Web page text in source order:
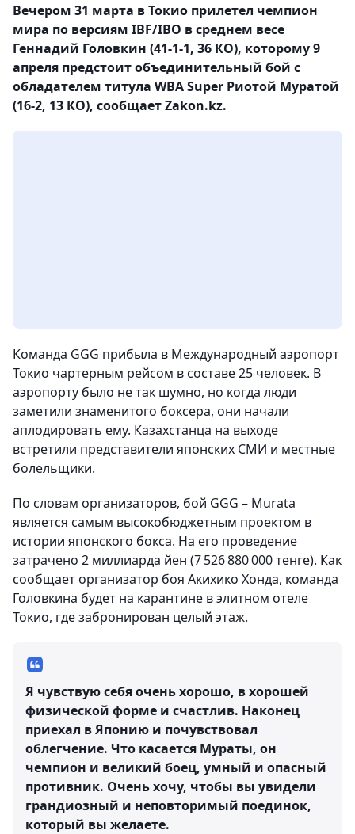
Вечером 31 марта в Токио прилетел чемпион
мира по версиям IBF/IBO в среднем весе
Геннадий Головкин (41-1-1, 36 КО), которому 9
апреля предстоит объединительный бой с
обладателем титула WBA Super Риотой Муратой
(16-2, 13 КО), сообщает Zakon.kz.
Команда GGG прибыла в Международный аэропорт
Токио чартерным рейсом в составе 25 человек. В
аэропорту было не так шумно, но когда люди
заметили знаменитого боксера, они начали
аплодировать ему. Казахстанца на выходе
встретили представители японских СМИ и местные
болельщики.
По словам организаторов, бой GGG – Murata
является самым высокобюджетным проектом в
истории японского бокса. На его проведение
затрачено 2 миллиарда йен (7 526 880 000 тенге). Как
сообщает организатор боя Акихико Хонда, команда
Головкина будет на карантине в элитном отеле
Токио, где забронирован целый этаж.
Я чувствую себя очень хорошо, в хорошей
физической форме и счастлив. Наконец
приехал в Японию и почувствовал
облегчение. Что касается Мураты, он
чемпион и великий боец, умный и опасный
противник. Очень хочу, чтобы вы увидели
грандиозный и неповторимый поединок,
который вы желаете.